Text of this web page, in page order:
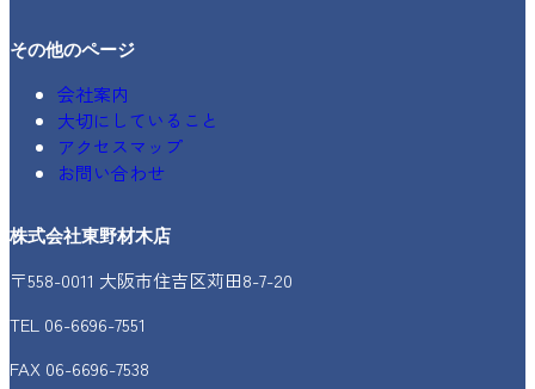
その他のページ
会社案内
大切にしていること
アクセスマップ
お問い合わせ
株式会社東野材木店
〒558-0011 大阪市住吉区苅田8-7-20
TEL 06-6696-7551
FAX 06-6696-7538